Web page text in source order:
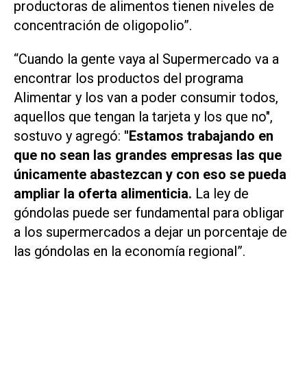
productoras de alimentos tienen niveles de
concentración de oligopolio”.
“Cuando la gente vaya al Supermercado va a
encontrar los productos del programa
Alimentar y los van a poder consumir todos,
aquellos que tengan la tarjeta y los que no",
sostuvo y agregó: "Estamos trabajando en
que no sean las grandes empresas las que
únicamente abastezcan y con eso se pueda
ampliar la oferta alimenticia. La ley de
góndolas puede ser fundamental para obligar
a los supermercados a dejar un porcentaje de
las góndolas en la economía regional”.